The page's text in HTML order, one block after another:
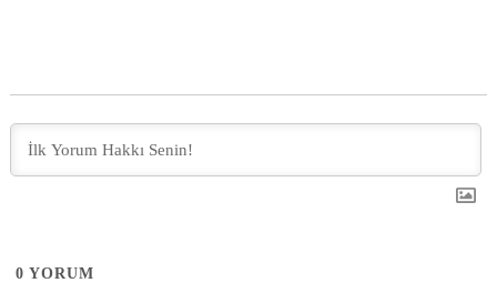
0 YORUM